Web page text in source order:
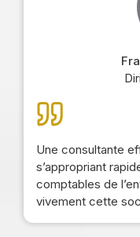
Une consultante
s’appropriant
comptables de
vivement cette